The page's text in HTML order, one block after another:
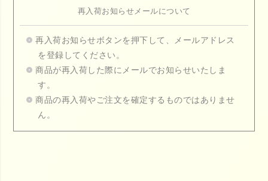
再入荷お知らせメールについて
再入荷お知らせボタンを押下して、メールアドレス
を登録してください。
商品が再入荷した際にメールでお知らせいたしま
す。
商品の再入荷やご注文を確定するものではありませ
ん。